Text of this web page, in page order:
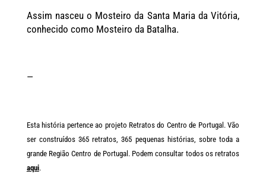
Assim nasceu o Mosteiro da Santa Maria da Vitória,
conhecido como Mosteiro da Batalha.
—
Esta história pertence ao projeto Retratos do Centro de Portugal. Vão
ser construídos 365 retratos, 365 pequenas histórias, sobre toda a
grande Região Centro de Portugal. Podem consultar todos os retratos
aqui.